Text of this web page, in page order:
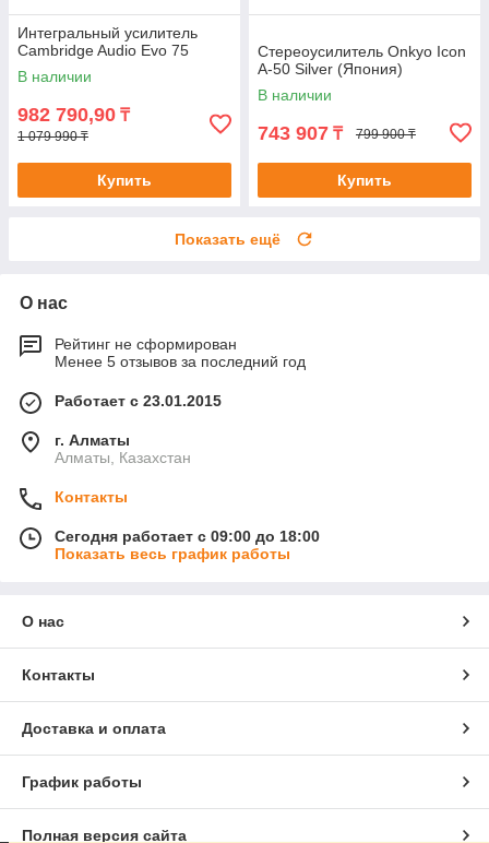
Интегральный усилитель
Cambridge Audio Evo 75
В наличии
982 790,90 ₸
1 079 990 ₸
Купить
Стереоусилитель Onkyo Icon
A-50 Silver (Япония)
В наличии
743 907 ₸ 799 900 ₸
Купить
Показать ещё
О нас
Рейтинг не сформирован
Менее 5 отзывов за последний год
Работает с 23.01.2015
г. Алматы
Алматы, Казахстан
Контакты
Сегодня работает с 09:00 до 18:00
Показать весь график работы
О нас
Контакты
Доставка и оплата
График работы
Полная версия сайта